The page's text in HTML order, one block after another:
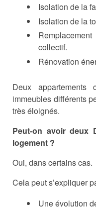
Isolation de la
Isolation de la
collectif.
Rénovation
Deux appartements
immeubles différents
très éloignés.
Peut-on avoir deux
logement ?
Oui, dans certains cas.
Cela peut s’expliquer
Une évolution